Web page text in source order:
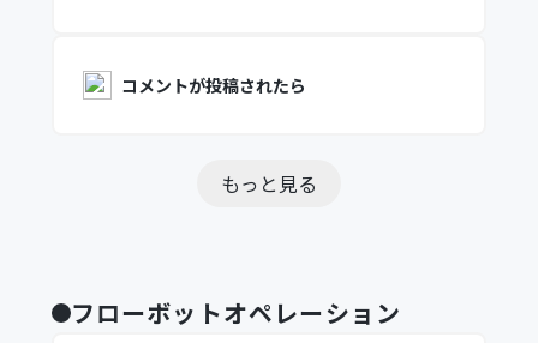
コメントが投稿されたら
もっと見る
フローボットオペレーション